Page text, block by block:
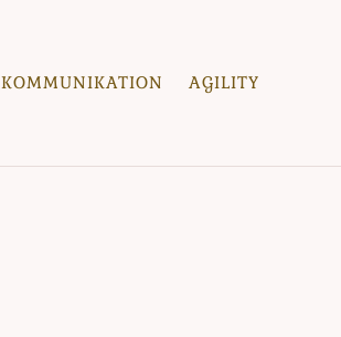
KOMMUNIKATION AGILITY